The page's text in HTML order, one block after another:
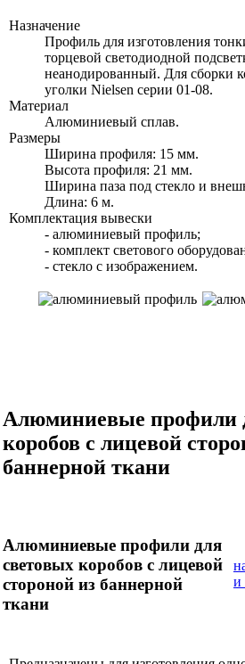
Назначение
Профиль для изготовления
торцевой светодиодной
неанодированный. Для сборки
уголки Nielsen серии 01-08.
Материал
Алюминиевый сплав.
Размеры
Ширина профиля: 15 мм.
Высота профиля: 21 мм.
Ширина паза под стекло и
Длина: 6 м.
Комплектация вывески
- алюминиевый профиль;
- комплект светового
- стекло с изображением.
Алюминиевые профили
коробов с лицевой
баннерной ткани
Алюминиевые профили для
световых коробов с лицевой
стороной из баннерной
ткани
и